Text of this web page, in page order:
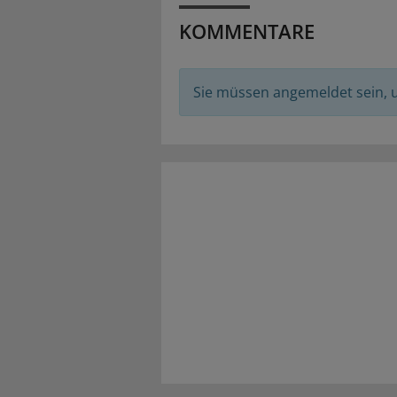
KOMMENTARE
Sie müssen angemeldet